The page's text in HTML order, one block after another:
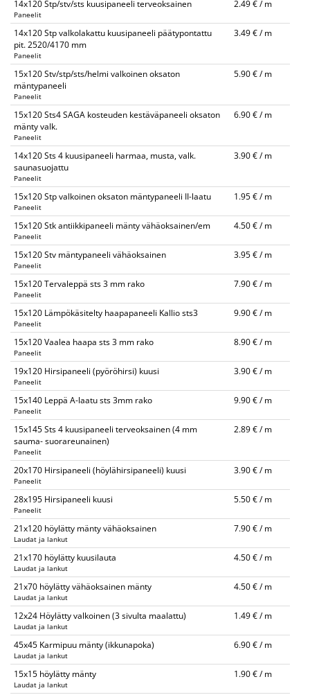
14x120 Stp/stv/sts kuusipaneeli terveoksainen
Paneelit
2.49 € / m
14x120 Stp valkolakattu kuusipaneeli päätypontattu
pit. 2520/4170 mm
Paneelit
3.49 € / m
15x120 Stv/stp/sts/helmi valkoinen oksaton
mäntypaneeli
Paneelit
5.90 € / m
15x120 Sts4 SAGA kosteuden kestäväpaneeli oksaton
mänty valk.
Paneelit
6.90 € / m
14x120 Sts 4 kuusipaneeli harmaa, musta, valk.
saunasuojattu
Paneelit
3.90 € / m
15x120 Stp valkoinen oksaton mäntypaneeli II-laatu
Paneelit
1.95 € / m
15x120 Stk antiikkipaneeli mänty vähäoksainen/em
Paneelit
4.50 € / m
15x120 Stv mäntypaneeli vähäoksainen
Paneelit
3.95 € / m
15x120 Tervaleppä sts 3 mm rako
Paneelit
7.90 € / m
15x120 Lämpökäsitelty haapapaneeli Kallio sts3
Paneelit
9.90 € / m
15x120 Vaalea haapa sts 3 mm rako
Paneelit
8.90 € / m
19x120 Hirsipaneeli (pyöröhirsi) kuusi
Paneelit
3.90 € / m
15x140 Leppä A-laatu sts 3mm rako
Paneelit
9.90 € / m
15x145 Sts 4 kuusipaneeli terveoksainen (4 mm
sauma- suorareunainen)
Paneelit
2.89 € / m
20x170 Hirsipaneeli (höylähirsipaneeli) kuusi
Paneelit
3.90 € / m
28x195 Hirsipaneeli kuusi
Paneelit
5.50 € / m
21x120 höylätty mänty vähäoksainen
Laudat ja lankut
7.90 € / m
21x170 höylätty kuusilauta
Laudat ja lankut
4.50 € / m
21x70 höylätty vähäoksainen mänty
Laudat ja lankut
4.50 € / m
12x24 Höylätty valkoinen (3 sivulta maalattu)
Laudat ja lankut
1.49 € / m
45x45 Karmipuu mänty (ikkunapoka)
Laudat ja lankut
6.90 € / m
15x15 höylätty mänty
Laudat ja lankut
1.90 € / m